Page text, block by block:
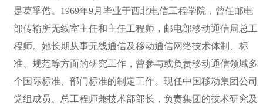
是葛孚僧。1969年9月毕业于西北电信工程学院，曾任邮电
部传输所无线室主任和主任工程师，邮电部移动通信局总工
程师。她长期从事无线通信及移动通信网络技术体制、标
准、规范等方面的研究工作，曾参与或负责移动通信领域多
个国际标准、部门标准的制定工作。现任中国移动集团公司
党组成员、总工程师兼技术部部长，负责集团的技术研究及